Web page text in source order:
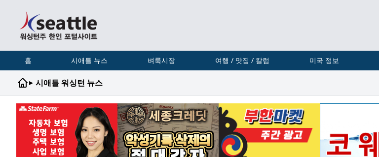
홈 시애틀 뉴스 벼룩시장 여행 / 맛집 / 칼럼 미국 정보
▸ 시애틀 워싱턴 뉴스